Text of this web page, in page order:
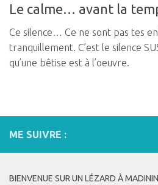
Le calme… avant la
Ce silence… Ce ne sont pas tes
tranquillement. C’est le silence
qu’une bêtise est à l’oeuvre.
ME SUIVRE :
BIENVENUE SUR UN LÉZARD À